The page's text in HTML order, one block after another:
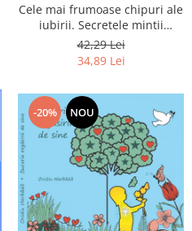
Cele mai frumoase chipuri ale
iubirii. Secretele mintii
omenesti in opera marelui
initiat, Rumi
42,29 Lei
34,89 Lei
-20% NOU